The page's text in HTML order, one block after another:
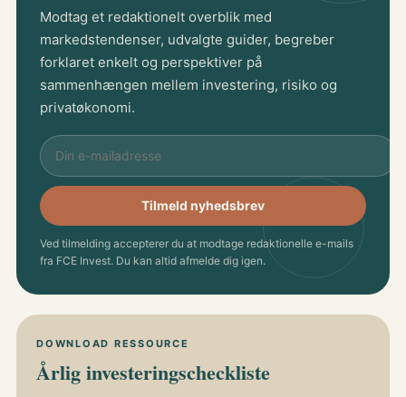
Modtag et redaktionelt overblik med
markedstendenser, udvalgte guider, begreber
forklaret enkelt og perspektiver på
sammenhængen mellem investering, risiko og
privatøkonomi.
Tilmeld nyhedsbrev
Ved tilmelding accepterer du at modtage redaktionelle e-mails
fra FCE Invest. Du kan altid afmelde dig igen.
DOWNLOAD RESSOURCE
Årlig investeringscheckliste